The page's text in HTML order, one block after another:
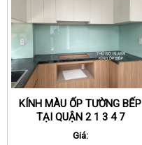
KÍNH MÀU ỐP TƯỜNG BẾP
TẠI QUẬN 2 1 3 4 7
TPHCM
Giá: